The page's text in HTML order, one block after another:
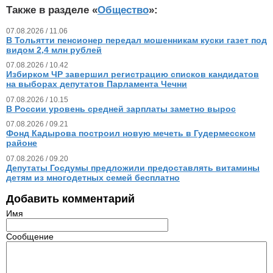
Также в разделе «Общество»:
07.08.2026 / 11.06
В Тольятти пенсионер передал мошенникам куски газет под
видом 2,4 млн рублей
07.08.2026 / 10.42
Избирком ЧР завершил регистрацию списков кандидатов
на выборах депутатов Парламента Чечни
07.08.2026 / 10.15
В России уровень средней зарплаты заметно вырос
07.08.2026 / 09.21
Фонд Кадырова построил новую мечеть в Гудермесском
районе
07.08.2026 / 09.20
Депутаты Госдумы предложили предоставлять витамины
детям из многодетных семей бесплатно
Добавить комментарий
Имя
Сообщение